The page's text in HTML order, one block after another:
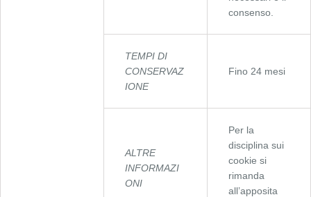
consenso.
TEMPI DI
CONSERVAZ
IONE
Fino 24 mesi
ALTRE
INFORMAZI
ONI
Per la
disciplina sui
cookie si
rimanda
all’apposita